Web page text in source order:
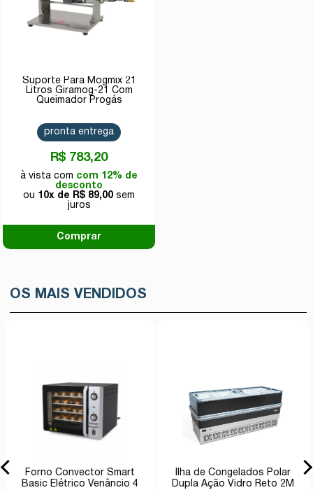
Suporte Para Mogmix 21
Litros Giramog-21 Com
Queimador Progás
R$ 783,20
com 12% de
desconto
10x de
R$ 89,00
pronta entrega
Comprar
OS MAIS VENDIDOS
Forno Convector Smart
Basic Elétrico Venâncio 4
Ilha de Congelados Polar
Dupla Ação Vidro Reto 2M